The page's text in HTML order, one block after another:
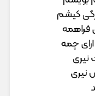
کیشم
فراهمه
چمه
نیری
نیری